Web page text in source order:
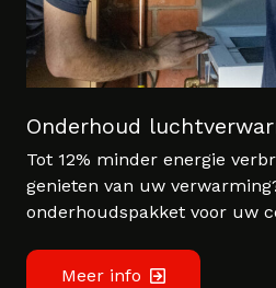
Onderhoud
Tot 12% minder energie
genieten van uw
onderhoudspakket voor uw
Meer info